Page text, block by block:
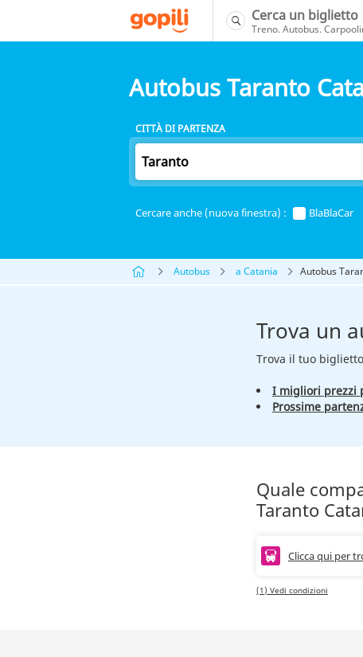
Cerca un biglietto
Treno. Autobus.
Autobus Taranto
CITTÀ DI PARTENZA
Cercare anche (nuova finestra) : BlaBlaCar
Autobus a Catania Autobus
Trova un
Trova il tuo
I migliori prezzi
Prossime
Quale
Taranto
Clicca qui per
(1) Vedi condizioni